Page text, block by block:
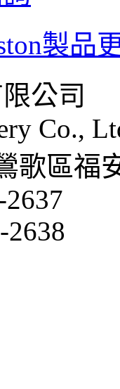
製品
公司
Co.,
歌區福
2638